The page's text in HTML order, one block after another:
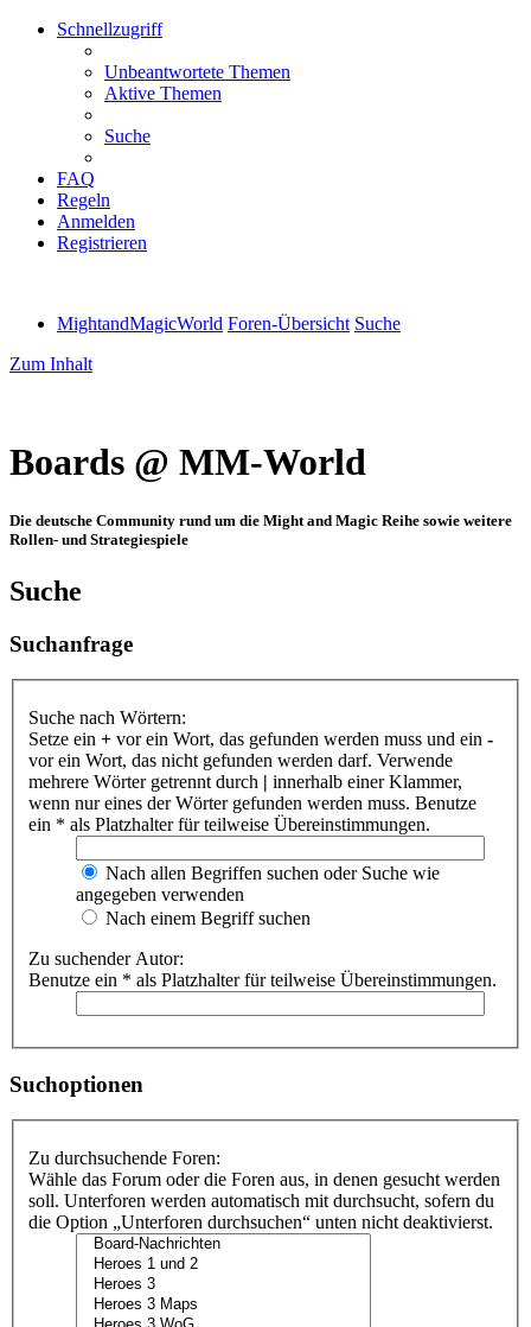
Schnellzugriff
Unbeantwortete Themen
Aktive Themen
Suche
FAQ
Regeln
Anmelden
Registrieren
MightandMagicWorld Foren-Übersicht Suche
Zum Inhalt
Boards @ MM-World
Die deutsche Community rund um die Might and Magic Reihe sowie weitere
Rollen- und Strategiespiele
Suche
Suchanfrage
Suche nach Wörtern:
Setze ein + vor ein Wort, das gefunden werden muss und ein -
vor ein Wort, das nicht gefunden werden darf. Verwende
mehrere Wörter getrennt durch | innerhalb einer Klammer,
wenn nur eines der Wörter gefunden werden muss. Benutze
ein * als Platzhalter für teilweise Übereinstimmungen.
Nach allen Begriffen suchen oder Suche wie
angegeben verwenden
Nach einem Begriff suchen
Zu suchender Autor:
Benutze ein * als Platzhalter für teilweise Übereinstimmungen.
Suchoptionen
Zu durchsuchende Foren:
Wähle das Forum oder die Foren aus, in denen gesucht werden
soll. Unterforen werden automatisch mit durchsucht, sofern du
die Option „Unterforen durchsuchen“ unten nicht deaktivierst.